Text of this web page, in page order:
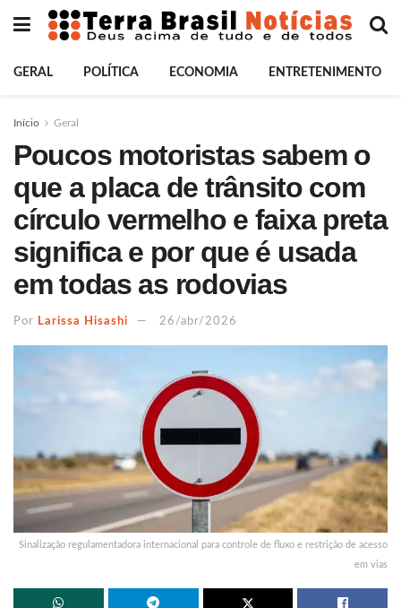
GERAL POLÍTICA ECONOMIA ENTRETENIMENTO
Início Geral
Poucos motoristas sabem o
que a placa de trânsito com
círculo vermelho e faixa preta
significa e por que é usada
em todas as rodovias
Por Larissa Hisashi 26/abr/2026
Sinalização regulamentadora internacional para controle de fluxo e restrição de acesso
em vias